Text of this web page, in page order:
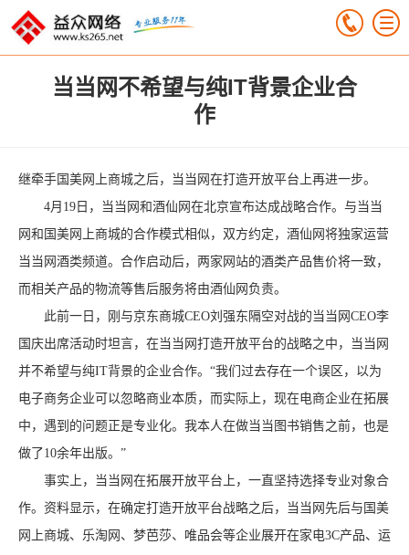
当当网不希望与纯IT背景企业合
作
继牵手国美网上商城之后，当当网在打造开放平台上再进一步。
4月19日，当当网和酒仙网在北京宣布达成战略合作。与当当
网和国美网上商城的合作模式相似，双方约定，酒仙网将独家运营
当当网酒类频道。合作启动后，两家网站的酒类产品售价将一致，
而相关产品的物流等售后服务将由酒仙网负责。
此前一日，刚与京东商城CEO刘强东隔空对战的当当网CEO李
国庆出席活动时坦言，在当当网打造开放平台的战略之中，当当网
并不希望与纯IT背景的企业合作。“我们过去存在一个误区，以为
电子商务企业可以忽略商业本质，而实际上，现在电商企业在拓展
中，遇到的问题正是专业化。我本人在做当当图书销售之前，也是
做了10余年出版。”
事实上，当当网在拓展开放平台上，一直坚持选择专业对象合
作。资料显示，在确定打造开放平台战略之后，当当网先后与国美
网上商城、乐淘网、梦芭莎、唯品会等企业展开在家电3C产品、运